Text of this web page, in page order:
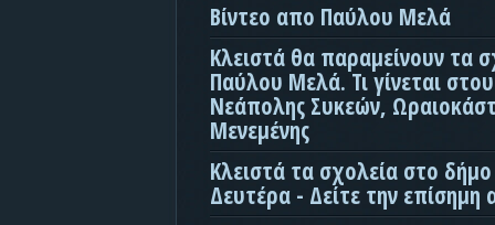
Βίντεο απο Παύλου Μελά
Κλειστά θα παραμείνουν τα
Παύλου Μελά. Τι γίνεται
Νεάπολης Συκεών,
Μενεμένης
Κλειστά τα σχολεία στο
Δευτέρα - Δείτε την επίσημη